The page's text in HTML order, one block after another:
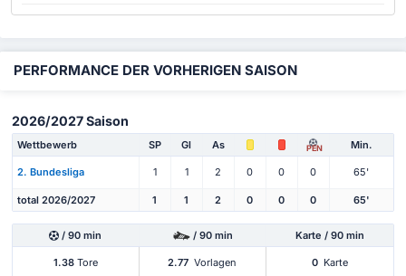
PERFORMANCE DER VORHERIGEN SAISON
2026/2027 Saison
Wettbewerb SP Gl As PEN Min.
2. Bundesliga 1 1 2 0 0 0 65'
total 2026/2027 1 1 2 0 0 0 65'
/ 90 min / 90 min Karte / 90 min
1.38Tore 2.77 Vorlagen 0 Karte